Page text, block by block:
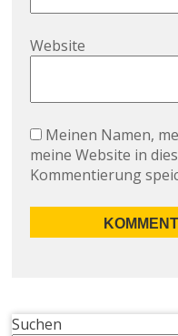
Website
Meinen Namen,
meine Website in
Kommentierung
Suchen